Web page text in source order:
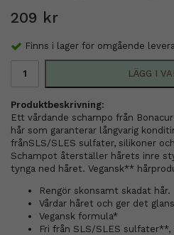
209 kr
Finns i lager för omgående
LÄGG I
Produktbeskrivning:
Ett vårdande schampo från
hår som garanterar långvarig
frånSLS/SLES sulfater, silikoner
Schampot återställer hårets inre
tynga ned håret. Vegansk**
Rengör skonsamt skadat hår.
Vårdar håret och ger det
Vegansk formula*
Fri från SLS/SLES